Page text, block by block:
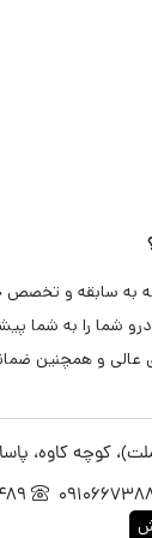
و با توجه به پخت
برای
و سریع
خودرو شما وارد
از تکنولوژی
باعث شده مواقعی
می کند.لنت داغ نکند
به سابقه و تخصص
شما را به شما
عالی و همچنین
کاوه، پاساژ کیان،